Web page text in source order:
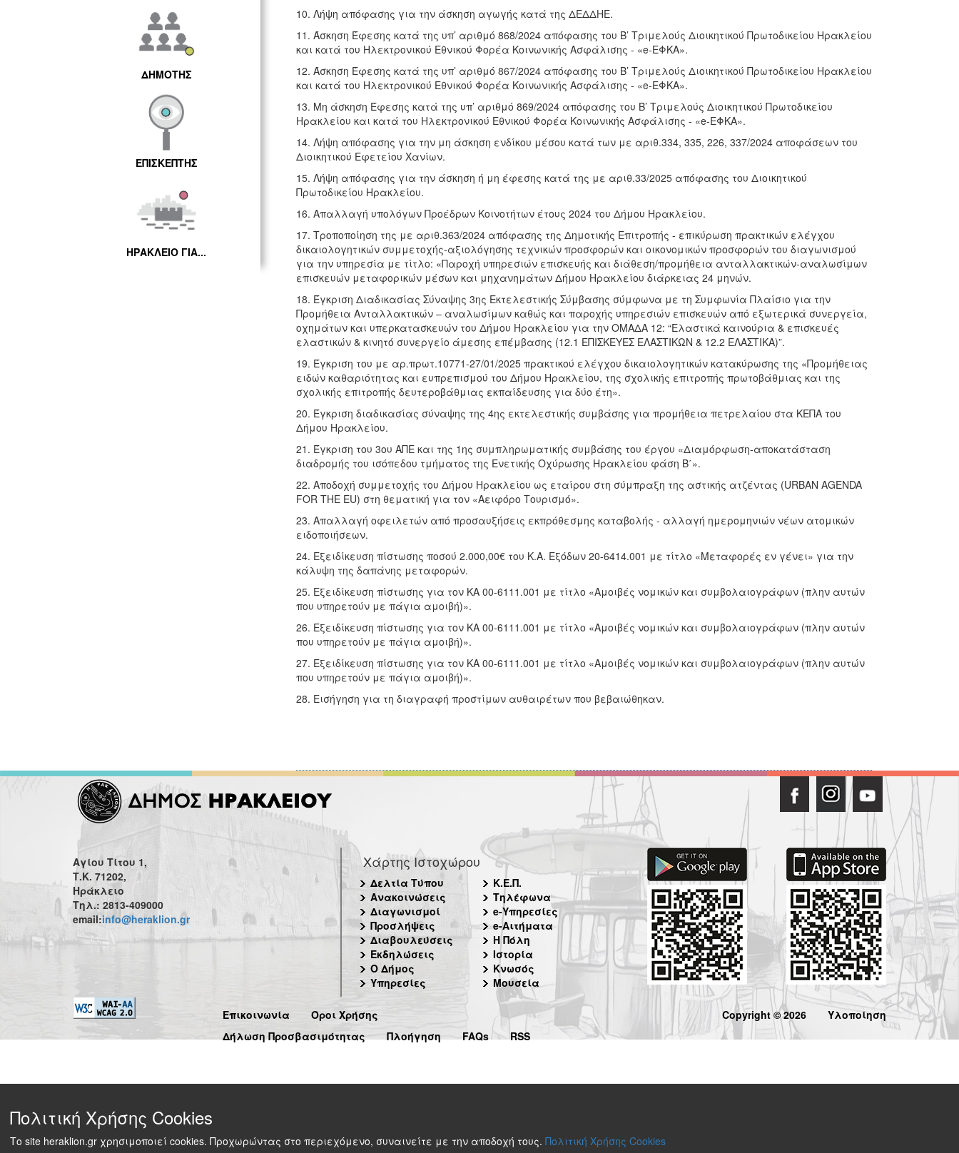
ΔΗΜΟΤΗΣ
ΕΠΙΣΚΕΠΤΗΣ
ΗΡΑΚΛΕΙΟ ΓΙΑ...
10. Λήψη απόφασης για την άσκηση αγωγής κατά της ΔΕΔΔΗΕ.
11. Άσκηση Έφεσης κατά της υπ’ αριθμό 868/2024 απόφασης του Β’ Τριμελούς Διοικητικού Πρωτοδικείου Ηρακλείου
και κατά του Ηλεκτρονικού Εθνικού Φορέα Κοινωνικής Ασφάλισης - «e-ΕΦΚΑ».
12. Άσκηση Έφεσης κατά της υπ’ αριθμό 867/2024 απόφασης του Β’ Τριμελούς Διοικητικού Πρωτοδικείου Ηρακλείου
και κατά του Ηλεκτρονικού Εθνικού Φορέα Κοινωνικής Ασφάλισης - «e-ΕΦΚΑ».
13. Μη άσκηση Έφεσης κατά της υπ’ αριθμό 869/2024 απόφασης του Β’ Τριμελούς Διοικητικού Πρωτοδικείου
Ηρακλείου και κατά του Ηλεκτρονικού Εθνικού Φορέα Κοινωνικής Ασφάλισης - «e-ΕΦΚΑ».
14. Λήψη απόφασης για την μη άσκηση ενδίκου μέσου κατά των με αριθ.334, 335, 226, 337/2024 αποφάσεων του
Διοικητικού Εφετείου Χανίων.
15. Λήψη απόφασης για την άσκηση ή μη έφεσης κατά της με αριθ.33/2025 απόφασης του Διοικητικού
Πρωτοδικείου Ηρακλείου.
16. Απαλλαγή υπολόγων Προέδρων Κοινοτήτων έτους 2024 του Δήμου Ηρακλείου.
17. Τροποποίηση της με αριθ.363/2024 απόφασης της Δημοτικής Επιτροπής - επικύρωση πρακτικών ελέγχου
δικαιολογητικών συμμετοχής-αξιολόγησης τεχνικών προσφορών και οικονομικών προσφορών του διαγωνισμού
για την υπηρεσία με τίτλο: «Παροχή υπηρεσιών επισκευής και διάθεση/προμήθεια ανταλλακτικών-αναλωσίμων
επισκευών μεταφορικών μέσων και μηχανημάτων Δήμου Ηρακλείου διάρκειας 24 μηνών.
18. Έγκριση Διαδικασίας Σύναψης 3ης Εκτελεστικής Σύμβασης σύμφωνα με τη Συμφωνία Πλαίσιο για την
Προμήθεια Ανταλλακτικών – αναλωσίμων καθώς και παροχής υπηρεσιών επισκευών από εξωτερικά συνεργεία,
οχημάτων και υπερκατασκευών του Δήμου Ηρακλείου για την ΟΜΑΔΑ 12: “Ελαστικά καινούρια & επισκευές
ελαστικών & κινητό συνεργείο άμεσης επέμβασης (12.1 ΕΠΙΣΚΕΥΕΣ ΕΛΑΣΤΙΚΩΝ & 12.2 ΕΛΑΣΤΙΚΑ)”.
19. Έγκριση του με αρ.πρωτ.10771-27/01/2025 πρακτικού ελέγχου δικαιολογητικών κατακύρωσης της «Προμήθειας
ειδών καθαριότητας και ευπρεπισμού του Δήμου Ηρακλείου, της σχολικής επιτροπής πρωτοβάθμιας και της
σχολικής επιτροπής δευτεροβάθμιας εκπαίδευσης για δύο έτη».
20. Έγκριση διαδικασίας σύναψης της 4ης εκτελεστικής συμβάσης για προμήθεια πετρελαίου στα ΚΕΠΑ του
Δήμου Ηρακλείου.
21. Έγκριση του 3ου ΑΠΕ και της 1ης συμπληρωματικής συμβάσης του έργου «Διαμόρφωση-αποκατάσταση
διαδρομής του ισόπεδου τμήματος της Ενετικής Οχύρωσης Ηρακλείου φάση Β΄».
22. Αποδοχή συμμετοχής του Δήμου Ηρακλείου ως εταίρου στη σύμπραξη της αστικής ατζέντας (URBAN AGENDA
FOR THE EU) στη θεματική για τον «Αειφόρο Τουρισμό».
23. Απαλλαγή οφειλετών από προσαυξήσεις εκπρόθεσμης καταβολής - αλλαγή ημερομηνιών νέων ατομικών
ειδοποιήσεων.
24. Εξειδίκευση πίστωσης ποσού 2.000,00€ του Κ.Α. Εξόδων 20-6414.001 με τίτλο «Μεταφορές εν γένει» για την
κάλυψη της δαπάνης μεταφορών.
25. Εξειδίκευση πίστωσης για τον ΚΑ 00-6111.001 με τίτλο «Αμοιβές νομικών και συμβολαιογράφων (πλην αυτών
που υπηρετούν με πάγια αμοιβή)».
26. Εξειδίκευση πίστωσης για τον ΚΑ 00-6111.001 με τίτλο «Αμοιβές νομικών και συμβολαιογράφων (πλην αυτών
που υπηρετούν με πάγια αμοιβή)».
27. Εξειδίκευση πίστωσης για τον ΚΑ 00-6111.001 με τίτλο «Αμοιβές νομικών και συμβολαιογράφων (πλην αυτών
που υπηρετούν με πάγια αμοιβή)».
28. Εισήγηση για τη διαγραφή προστίμων αυθαιρέτων που βεβαιώθηκαν.
Αγίου Τίτου 1,
Τ.Κ. 71202,
Ηράκλειο
Τηλ.: 2813-409000
email:info@heraklion.gr
Χάρτης Ιστοχώρου
Δελτία Τύπου
Ανακοινώσεις
Διαγωνισμοί
Προσλήψεις
Διαβουλεύσεις
Εκδηλώσεις
Ο Δήμος
Υπηρεσίες
Κ.Ε.Π.
Τηλέφωνα
e-Υπηρεσίες
e-Αιτήματα
Η Πόλη
Ιστορία
Κνωσός
Μουσεία
Επικοινωνία
Όροι Χρήσης
Δήλωση Προσβασιμότητας
Πλοήγηση FAQs RSS
Copyright © 2026 Υλοποίηση
Πολιτική Χρήσης Cookies
Το site heraklion.gr χρησιμοποιεί cookies. Προχωρώντας στο περιεχόμενο, συναινείτε με την αποδοχή τους. Πολιτική Χρήσης Cookies